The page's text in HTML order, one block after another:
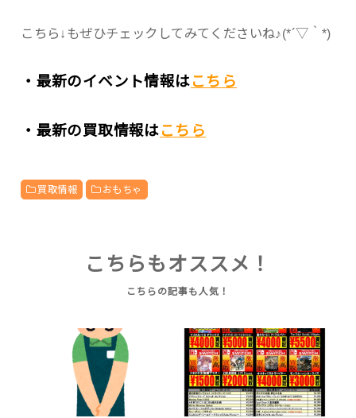
こちら↓もぜひチェックしてみてくださいね♪(*´▽｀*)
・最新のイベント情報はこちら
・最新の買取情報はこちら
買取情報 おもちゃ
こちらもオススメ！